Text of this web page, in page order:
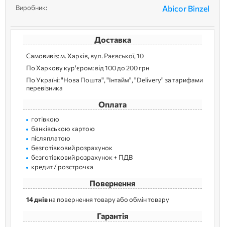
Виробник: Abicor Binzel
Доставка
Самовивіз: м. Харків, вул. Раєвської, 10
По Харкову кур'єром: від 100 до 200 грн
По Україні: "Нова Пошта", "Інтайм", "Delivery" за тарифами
перевізника
Оплата
готівкою
банківською картою
післяплатою
безготівковий розрахунок
безготівковий розрахунок + ПДВ
кредит / розстрочка
Повернення
14 днівна повернення товару або обмін товару
Гарантія